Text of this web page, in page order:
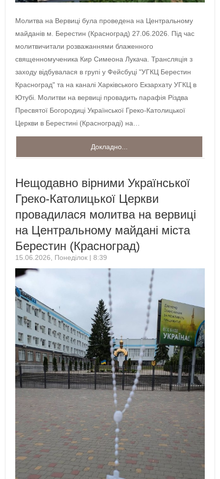
Молитва на Вервиці була проведена на Центральному
майданів м. Берестин (Красноград) 27.06.2026. Під час
молитвичитали розважаннями блаженного
священномученика Кир Симеона Лукача. Трансляція з
заходу відбувалася в групі у Фейсбуці "УГКЦ Берестин
Красноград" та на каналі Харківського Екзархату УГКЦ в
Ютубі. Молитви на вервиці провадить парафія Різдва
Пресвятої Богородиці Української Греко-Католицької
Церкви в Берестині (Краснограді) на…
Докладно...
Нещодавно вірними Української
Греко-Католицької Церкви
провадилася молитва на вервиці
на Центральному майдані міста
Берестин (Красноград)
15.06.2026, Понеділок | 8:39